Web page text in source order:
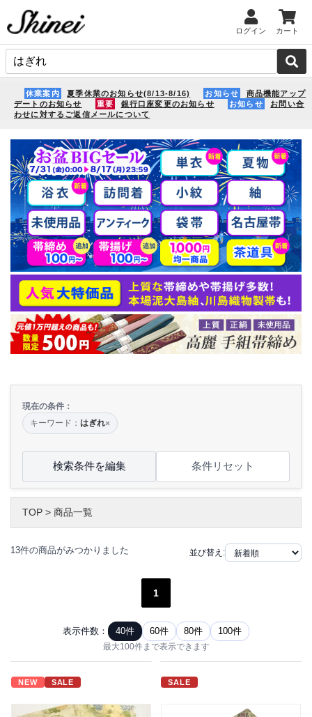
ログイン カート
休業案内 夏季休業のお知らせ(8/13-8/16) お知らせ
商品機能アップ
デートのお知らせ
重要 銀行口座変更のお知らせ お知らせ
お問い合
わせに対するご返信メールについて
現在の条件：
キーワード： はぎれ×
検索条件を編集 条件リセット
TOP > 商品一覧
13件の商品がみつかりました 並び替え:
1
表示件数： 40件 60件 80件 100件
最大100件まで表示できます
NEW SALE SALE